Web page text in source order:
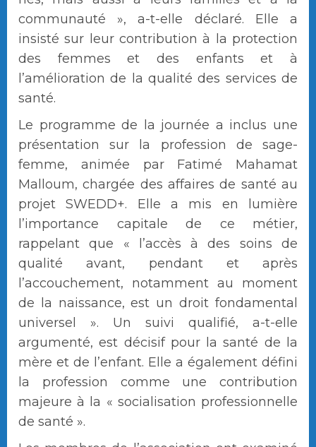
communauté », a-t-elle déclaré. Elle a
insisté sur leur contribution à la protection
des femmes et des enfants et à
l’amélioration de la qualité des services de
santé.
Le programme de la journée a inclus une
présentation sur la profession de sage-
femme, animée par Fatimé Mahamat
Malloum, chargée des affaires de santé au
projet SWEDD+. Elle a mis en lumière
l’importance capitale de ce métier,
rappelant que « l’accès à des soins de
qualité avant, pendant et après
l’accouchement, notamment au moment
de la naissance, est un droit fondamental
universel ». Un suivi qualifié, a-t-elle
argumenté, est décisif pour la santé de la
mère et de l’enfant. Elle a également défini
la profession comme une contribution
majeure à la « socialisation professionnelle
de santé ».